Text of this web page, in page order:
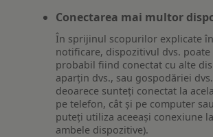
Conectarea mai multor
În sprijinul scopurilor explicate
notificare, dispozitivul dvs.
probabil fiind conectat cu alte
aparțin dvs., sau gospodăriei
deoarece sunteți conectat la
pe telefon, cât și pe computer
puteți utiliza aceeași conexiune
ambele dispozitive).